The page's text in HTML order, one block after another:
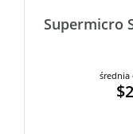
Supermicro